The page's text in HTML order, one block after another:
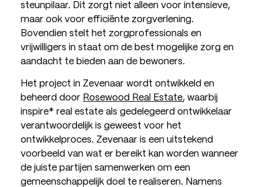
steunpilaar. Dit zorgt niet alleen voor intensieve,
maar ook voor efficiënte zorgverlening.
Bovendien stelt het zorgprofessionals en
vrijwilligers in staat om de best mogelijke zorg en
aandacht te bieden aan de bewoners.
Het project in Zevenaar wordt ontwikkeld en
beheerd door Rosewood Real Estate, waarbij
inspire* real estate als gedelegeerd ontwikkelaar
verantwoordelijk is geweest voor het
ontwikkelproces. Zevenaar is een uitstekend
voorbeeld van wat er bereikt kan worden wanneer
de juiste partijen samenwerken om een
gemeenschappelijk doel te realiseren. Namens